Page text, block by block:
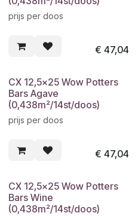
prijs per doos
€ 47,04
CX 12,5x25 Wow Potters
Bars Agave
(0,438m²/14st/doos)
prijs per doos
€ 47,04
CX 12,5x25 Wow Potters
Bars Wine
(0,438m²/14st/doos)